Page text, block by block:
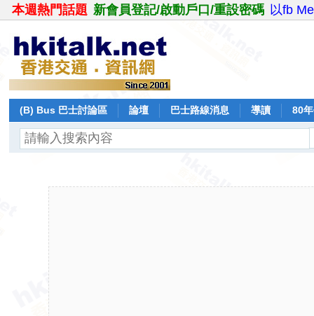
本週熱門話題 新會員登記/啟動戶口/重設密碼 以fb
(B) Bus 巴士討論區 論壇 巴士路線消息 導讀 80